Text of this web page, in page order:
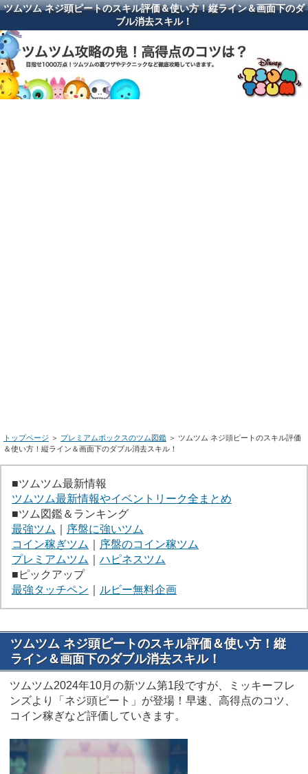
ツムツム ネジ頭ピートのスキル評価＆使い方！縦ライン＆画面下のダ
ブル消去スキル！
トップページ ＞ プレミアムボックスのツム図鑑 ＞ ツムツム ネジ頭ピートのスキル評価
＆使い方！縦ライン＆画面下のダブル消去スキル！
■ツムツム最新情報
ツムツム最新情報やイベントリーク全まとめ
■ツム図鑑＆ランキング
最強ツム
序盤に強いツム
コイン稼ぎツム
序盤のコイン稼ツム
プレミアムツム
ハピネスツム
■ピックアップ
最強タッチペン
ルビー無料企画
ツムツム ネジ頭ピートのスキル評価＆使い方！縦
ライン＆画面下のダブル消去スキル！
ツムツム2024年10月の新ツム第1段ですが、ミッキーフレ
ンズより「ネジ頭ピート」が登場！早速、高得点のコツ、
コイン稼ぎなど評価していきます。